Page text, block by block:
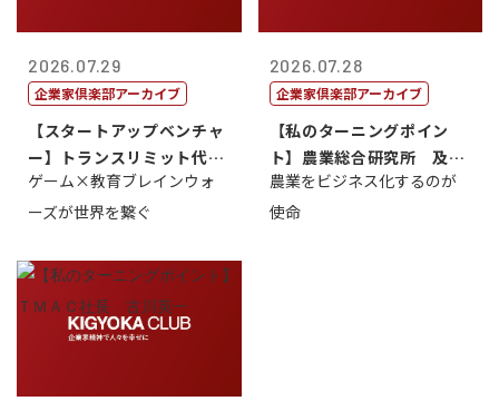
2026.07.29
企業家倶楽部アーカイブ
【スタートアップベンチャ
ー】トランスリミット代表
取締役社長 ...
ゲーム×教育ブレインウォ
ーズが世界を繋ぐ
2026.07.28
企業家倶楽部アーカイブ
【私のターニングポイン
ト】農業総合研究所 及川
智正
農業をビジネス化するのが
使命